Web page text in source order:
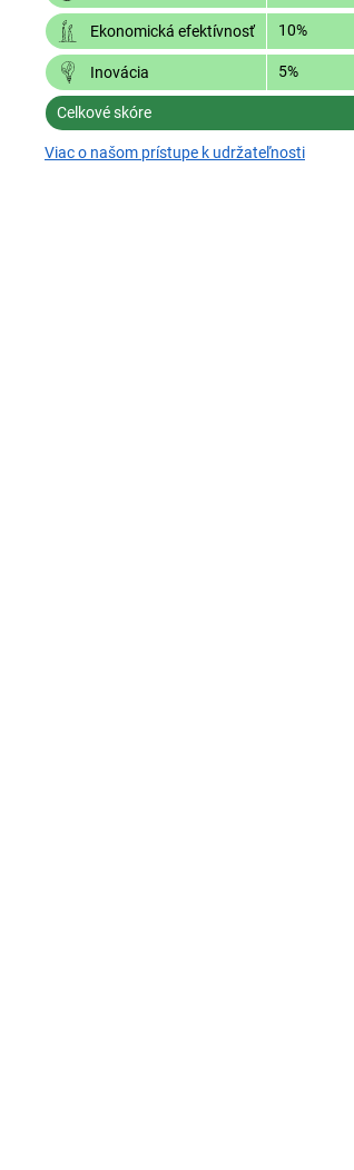
Ekonomická efektívnosť 10%
Inovácia 5%
Celkové skóre
Viac o našom prístupe k udržateľnosti